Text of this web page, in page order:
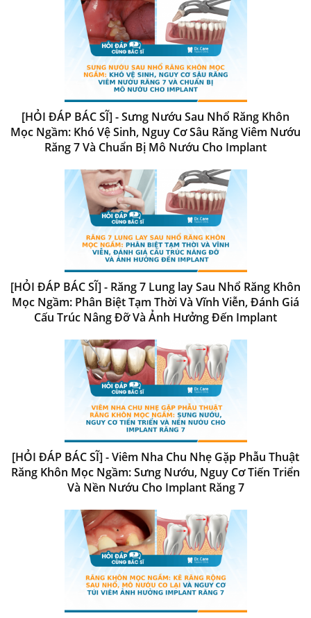
[HỎI ĐÁP BÁC SĨ] - Sưng Nướu Sau Nhổ Răng Khôn
Mọc Ngầm: Khó Vệ Sinh, Nguy Cơ Sâu Răng Viêm Nướu
Răng 7 Và Chuẩn Bị Mô Nướu Cho Implant
[HỎI ĐÁP BÁC SĨ] - Răng 7 Lung lay Sau Nhổ Răng Khôn
Mọc Ngầm: Phân Biệt Tạm Thời Và Vĩnh Viễn, Đánh Giá
Cấu Trúc Nâng Đỡ Và Ảnh Hưởng Đến Implant
[HỎI ĐÁP BÁC SĨ] - Viêm Nha Chu Nhẹ Gặp Phẫu Thuật
Răng Khôn Mọc Ngầm: Sưng Nướu, Nguy Cơ Tiến Triển
Và Nền Nướu Cho Implant Răng 7